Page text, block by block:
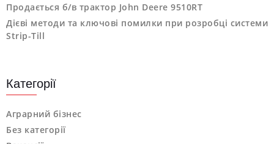
Продається б/в трактор John Deere 9510RT
Дієві методи та ключові помилки при розробці системи
Strip-Till
Категорії
Аграрний бізнес
Без категорії